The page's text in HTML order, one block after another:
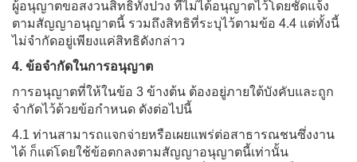
ผู้อนุญาตขอสงวนสิทธิทั้งปวง ที่ไม่ได้อนุญาตไว้โดยชัดแจ้ง
ตามสัญญาอนุญาตนี้ รวมถึงสิทธิที่ระบุไว้ตามข้อ 4.4 แต่ทั้งนี้
ไม่จำกัดอยู่เพียงแค่สิทธิดังกล่าว
4. ข้อจำกัดในการอนุญาต
การอนุญาตที่ให้ในข้อ 3 ข้างต้น ต้องอยู่ภายใต้บังคับและถูก
จำกัดไว้ด้วยข้อกำหนด ดังต่อไปนี้
4.1 ท่านสามารถแจกจ่ายหรือเผยแพร่ต่อสาธารณชนซึ่งงาน
ได้ ก็แต่โดยใช้ข้อตกลงตามสัญญาอนุญาตนี้เท่านั้น